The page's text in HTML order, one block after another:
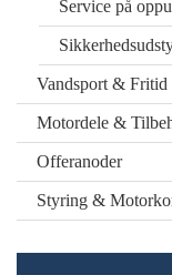
Service på
Vandsport & Fritid
Motordele &
Offeranoder
Styring &